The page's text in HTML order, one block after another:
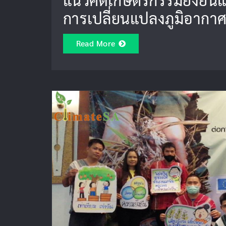
การเปลี่ยนแปลงภูมิอากา
Read More